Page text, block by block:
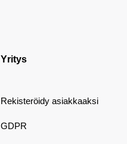
Yritys
Rekisteröidy asiakkaaksi
GDPR